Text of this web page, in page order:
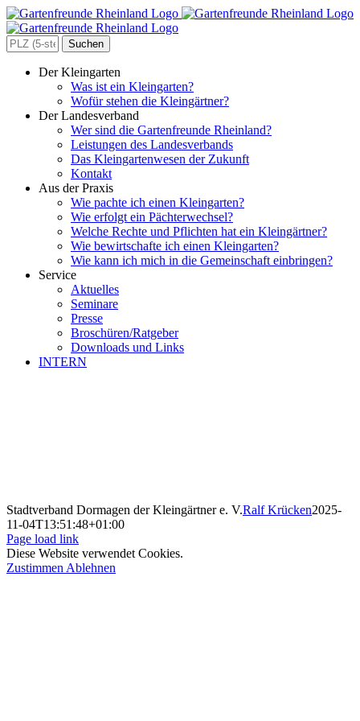
Zum
Inhalt
springen
Search
for:
Der Kleingarten
Was ist ein Kleingarten?
Wofür stehen die Kleingärtner?
Der Landesverband
Wer sind die Gartenfreunde Rheinland?
Leistungen des Landesverbands
Das Kleingartenwesen der Zukunft
Kontakt
Aus der Praxis
Wie pachte ich einen Kleingarten?
Wie erfolgt ein Pächterwechsel?
Welche Rechte und Pflichten hat ein Kleingärtner?
Wie bewirtschafte ich einen Kleingarten?
Wie kann ich mich in die Gemeinschaft einbringen?
Service
Aktuelles
Seminare
Presse
Broschüren/Ratgeber
Downloads und Links
INTERN
Stadtverband Dormagen der Kleingärtner e. V.Ralf Krücken2025-
11-04T13:51:48+01:00
Page load link
Diese Website verwendet Cookies.
Zustimmen Ablehnen